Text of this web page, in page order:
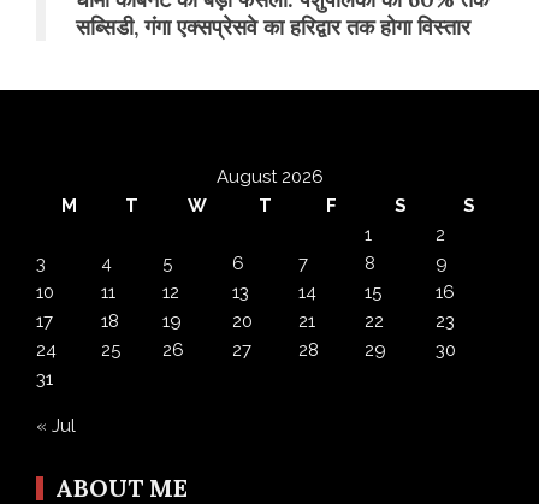
सब्सिडी, गंगा एक्सप्रेसवे का हरिद्वार तक होगा विस्तार
August 2026
M
T W T F S
S
1
2
3
4 5 6 7 8
9
10
11 12 13 14 15
16
17
18 19 20 21 22
23
24
25 26 27 28 29
30
31
« Jul
ABOUT ME